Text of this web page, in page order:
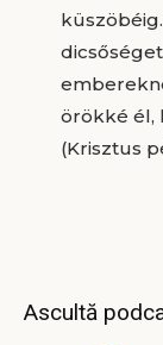
örökké él,
(Krisztus
Ascultă